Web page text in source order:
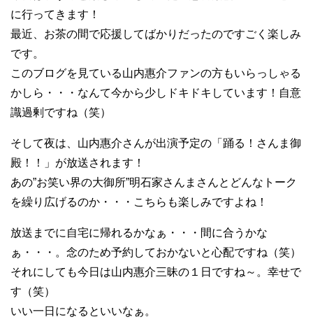
に行ってきます！
最近、お茶の間で応援してばかりだったのですごく楽しみ
です。
このブログを見ている山内惠介ファンの方もいらっしゃる
かしら・・・なんて今から少しドキドキしています！自意
識過剰ですね（笑）
そして夜は、山内惠介さんが出演予定の「踊る！さんま御
殿！！」が放送されます！
あの”お笑い界の大御所”明石家さんまさんとどんなトーク
を繰り広げるのか・・・こちらも楽しみですよね！
放送までに自宅に帰れるかなぁ・・・間に合うかな
ぁ・・・。念のため予約しておかないと心配ですね（笑）
それにしても今日は山内惠介三昧の１日ですね～。幸せで
す（笑）
いい一日になるといいなぁ。